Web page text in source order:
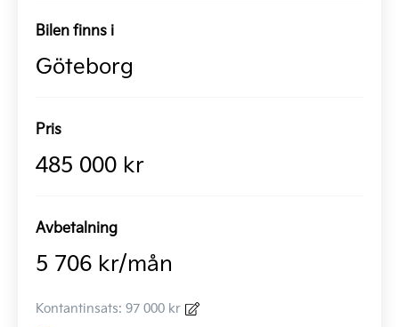
Bilen finns i
Göteborg
Pris
485 000 kr
Avbetalning
5 706 kr/mån
Kontantinsats: 97 000 kr